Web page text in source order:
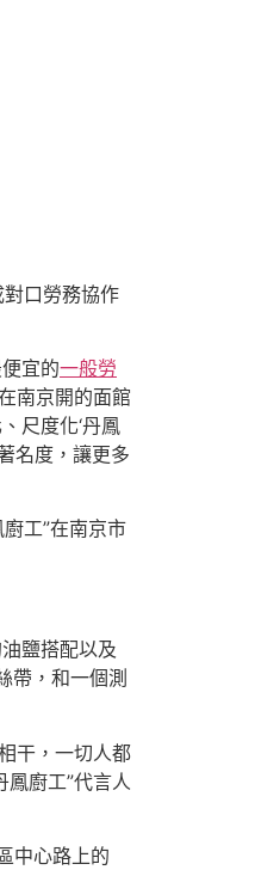
口勞務協作
宜的一般勞
南京開的面館
尺度化‘丹鳳
名度，讓更多
工”在南京市
鹽搭配以及
帶，和一個測
干，一切人都
廚工”代言人
中心路上的